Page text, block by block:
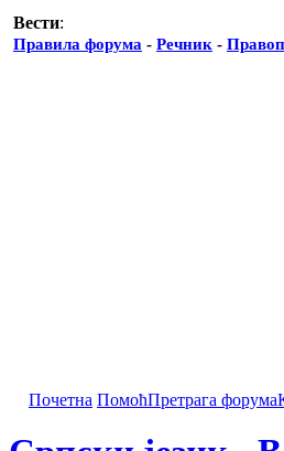
Вести:
Правила форума - Речник -
Почетна ПомоћПретрага форума